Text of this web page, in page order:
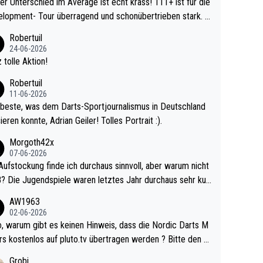
Tour überragend und schonübertrieben stark. U
Da gewinnst keinen Blumentopf - ist ja n
eines Kreisligisten vs einem Bu
Robertuil
24-06-2026
tolle Aktion!
Robertuil
11-06-2026
was dem Darts-Sportjournalismus in Deutschland
konnte, Adrian Geiler! Tolles Portrait :).
Morgoth42x
07-06-2026
finde ich durchaus sinnvoll, aber warum nicht
sehr kur
Somit ändert die automatische Qualifikation des Weltm
nichts. Ich denke sie wollen damit für nächste
AW1963
02-06-2026
M
kostenlos auf pluto.tv übertragen werden ? Bitte den A